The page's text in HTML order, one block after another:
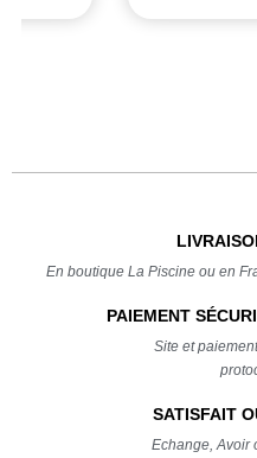
En boutique La Piscine ou en
PAIEMENT
Site et
SATISFAIT
Echange, Avoir